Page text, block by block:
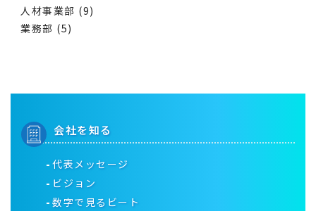
人材事業部 (9)
業務部 (5)
会社を知る
代表メッセージ
ビジョン
数字で見るビート